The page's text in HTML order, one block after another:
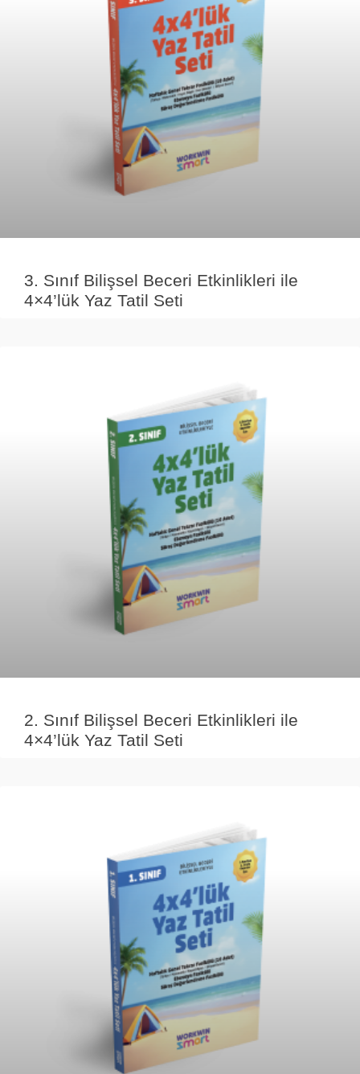
3. Sınıf Bilişsel Beceri Etkinlikleri ile
4×4’lük Yaz Tatil Seti
2. Sınıf Bilişsel Beceri Etkinlikleri ile
4×4’lük Yaz Tatil Seti